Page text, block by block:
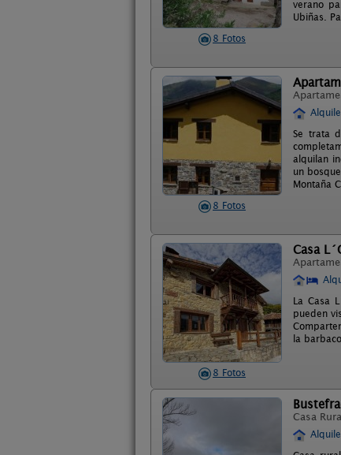
8 Fotos
verano
Ubiñas.
8 Fotos
Se trata
alquilan
un
Montaña
8 Fotos
Casa
La Casa
pueden
la
Casa